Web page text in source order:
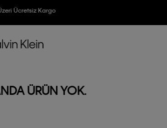
Ücretsiz Kargo
ÜRÜN YOK.